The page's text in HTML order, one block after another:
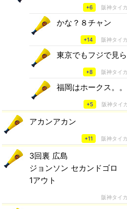
+6 阪神タイ
かな？８チャン
+14 阪神タイ
東京でもフジで見
+8 阪神タイ
福岡はホークス。。
+5 阪神タイ
アカンアカン
+11 阪神タイ
3回裏 広島
ジョンソン セカンドゴロ
1アウト
阪神タイ